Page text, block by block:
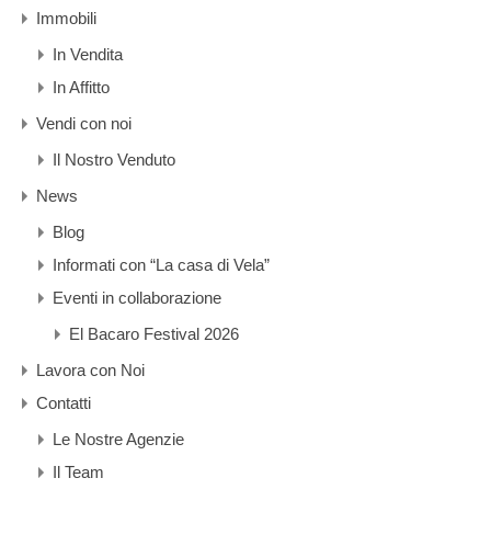
Immobili
In Vendita
In Affitto
Vendi con noi
Il Nostro Venduto
News
Blog
Informati con “La casa di Vela”
Eventi in collaborazione
El Bacaro Festival 2026
Lavora con Noi
Contatti
Le Nostre Agenzie
Il Team